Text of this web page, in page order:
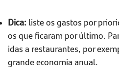
Dica: liste os gastos por
os que ficaram por último.
idas a restaurantes, por
grande economia anual.